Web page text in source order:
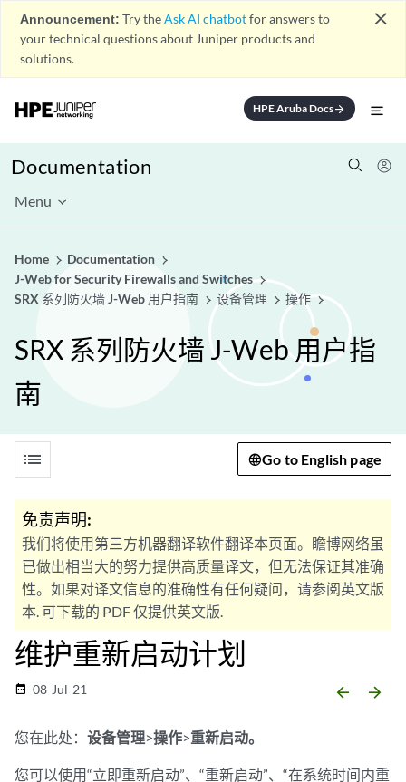
Announcement: Try theAsk AI chatbotfor answers to
your technical questions about Juniper products and
solutions.
close
HPE Aruba Docsarrow_forward
Documentation
Menu
Home
Documentation
J-Web for Security Firewalls and Switches
SRX 系列防火墙 J-Web 用户指南
设备管理 操作
SRX 系列防火墙 J-Web 用户指
南
list Go to English page
免责声明:
我们将使用第三方机器翻译软件翻译本页面。瞻博网络虽
已做出相当大的努力提供高质量译文，但无法保证其准确
性。如果对译文信息的准确性有任何疑问，请参阅英文版
本. 可下载的 PDF 仅提供英文版.
维护重新启动计划
date_range 08-Jul-21 arrow_backward arrow_forward
您在此处： 设备管理>操作>重新启动。
您可以使用“立即重新启动”、“重新启动”、“在系统时间内重